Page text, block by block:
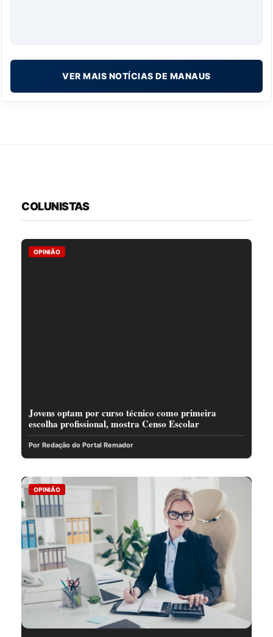
VER MAIS NOTÍCIAS DE MANAUS
COLUNISTAS
OPINIÃO
Jovens optam por curso técnico como primeira
escolha profissional, mostra Censo Escolar
Por Redação do Portal Remador
OPINIÃO